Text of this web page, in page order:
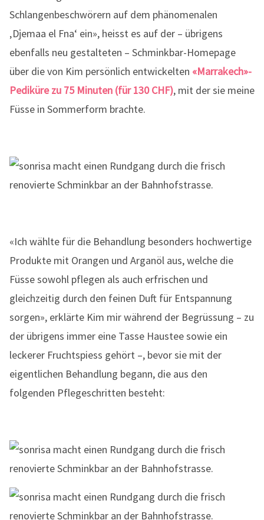
Schlangenbeschwörern auf dem phänomenalen
‚Djemaa el Fna‘ ein», heisst es auf der – übrigens
ebenfalls neu gestalteten – Schminkbar-Homepage
über die von Kim persönlich entwickelten «Marrakech»-
Pediküre zu 75 Minuten (für 130 CHF), mit der sie meine
Füsse in Sommerform brachte.
«Ich wählte für die Behandlung besonders hochwertige
Produkte mit Orangen und Arganöl aus, welche die
Füsse sowohl pflegen als auch erfrischen und
gleichzeitig durch den feinen Duft für Entspannung
sorgen», erklärte Kim mir während der Begrüssung – zu
der übrigens immer eine Tasse Haustee sowie ein
leckerer Fruchtspiess gehört –, bevor sie mit der
eigentlichen Behandlung begann, die aus den
folgenden Pflegeschritten besteht: